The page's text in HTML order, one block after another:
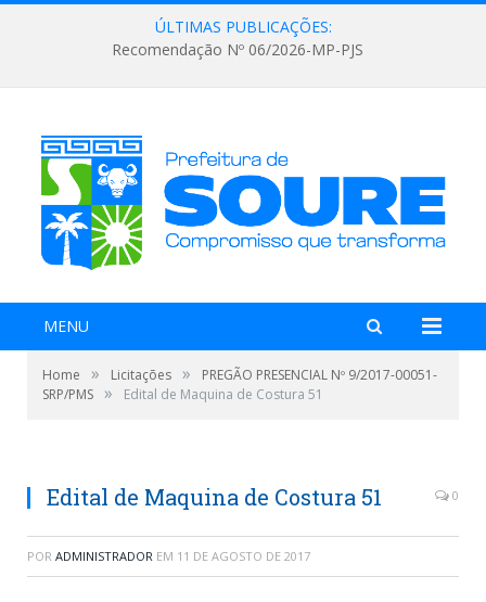
ÚLTIMAS PUBLICAÇÕES:
Recomendação Nº 06/2026-MP-PJS
MENU
Home » Licitações »
PREGÃO PRESENCIAL Nº 9/2017-00051-
SRP/PMS » Edital de Maquina de Costura 51
Edital de Maquina de Costura 51 0
POR ADMINISTRADOR EM 11 DE AGOSTO DE 2017